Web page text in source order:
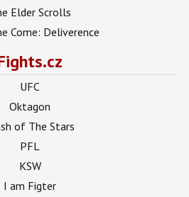
Elder Scrolls
Come: Deliverence
UFC
Oktagon
of The Stars
PFL
KSW
I am Figter